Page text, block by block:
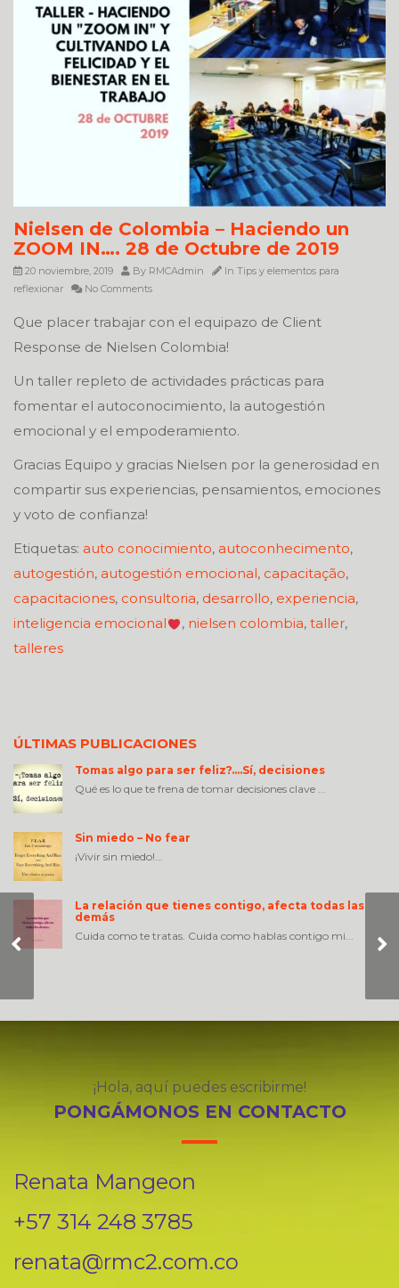
Nielsen de Colombia – Haciendo un
ZOOM IN…. 28 de Octubre de 2019
20 noviembre, 2019 By RMCAdmin In Tips y elementos para
reflexionar
No Comments
Que placer trabajar con el equipazo de Client
Response de Nielsen Colombia!
Un taller repleto de actividades prácticas para
fomentar el autoconocimiento, la autogestión
emocional y el empoderamiento.
Gracias Equipo y gracias Nielsen por la generosidad en
compartir sus experiencias, pensamientos, emociones
y voto de confianza!
Etiquetas: auto conocimiento, autoconhecimento,
autogestión, autogestión emocional, capacitação,
capacitaciones, consultoria, desarrollo, experiencia,
inteligencia emocional
, nielsen colombia,taller,
talleres
ÚLTIMAS PUBLICACIONES
Tomas algo para ser feliz?….Sí, decisiones
Qué es lo que te frena de tomar decisiones clave ...
Sin miedo – No fear
¡Vivir sin miedo!...
La relación que tienes contigo, afecta todas las
demás
Cuida como te tratas. Cuida como hablas contigo mi...
Octubre 23 y 24 –
Boston Scientific –
¡Hola, aquí puedes escribirme!
PONGÁMONOS EN CONTACTO
Renata Mangeon
+57 314 248 3785
renata@rmc2.com.co